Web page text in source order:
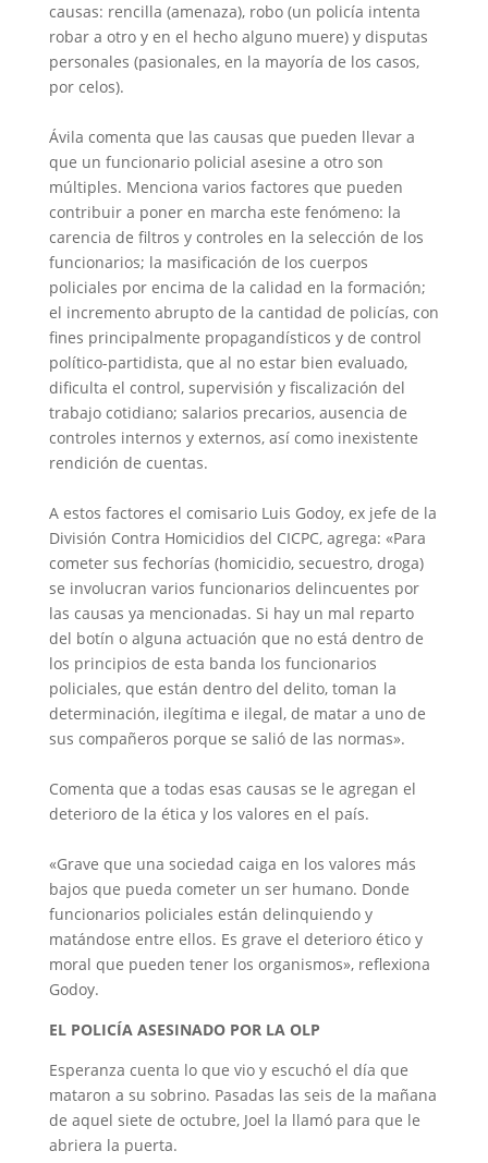
causas: rencilla (amenaza), robo (un policía intenta
robar a otro y en el hecho alguno muere) y disputas
personales (pasionales, en la mayoría de los casos,
por celos).
Ávila comenta que las causas que pueden llevar a
que un funcionario policial asesine a otro son
múltiples. Menciona varios factores que pueden
contribuir a poner en marcha este fenómeno: la
carencia de filtros y controles en la selección de los
funcionarios; la masificación de los cuerpos
policiales por encima de la calidad en la formación;
el incremento abrupto de la cantidad de policías, con
fines principalmente propagandísticos y de control
político-partidista, que al no estar bien evaluado,
dificulta el control, supervisión y fiscalización del
trabajo cotidiano; salarios precarios, ausencia de
controles internos y externos, así como inexistente
rendición de cuentas.
A estos factores el comisario Luis Godoy, ex jefe de la
División Contra Homicidios del CICPC, agrega: «Para
cometer sus fechorías (homicidio, secuestro, droga)
se involucran varios funcionarios delincuentes por
las causas ya mencionadas. Si hay un mal reparto
del botín o alguna actuación que no está dentro de
los principios de esta banda los funcionarios
policiales, que están dentro del delito, toman la
determinación, ilegítima e ilegal, de matar a uno de
sus compañeros porque se salió de las normas».
Comenta que a todas esas causas se le agregan el
deterioro de la ética y los valores en el país.
«Grave que una sociedad caiga en los valores más
bajos que pueda cometer un ser humano. Donde
funcionarios policiales están delinquiendo y
matándose entre ellos. Es grave el deterioro ético y
moral que pueden tener los organismos», reflexiona
Godoy.
EL POLICÍA ASESINADO POR LA OLP
Esperanza cuenta lo que vio y escuchó el día que
mataron a su sobrino. Pasadas las seis de la mañana
de aquel siete de octubre, Joel la llamó para que le
abriera la puerta.